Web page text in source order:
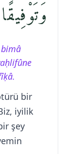
وَتَوْفِيقًا
bir
iyilik
şey